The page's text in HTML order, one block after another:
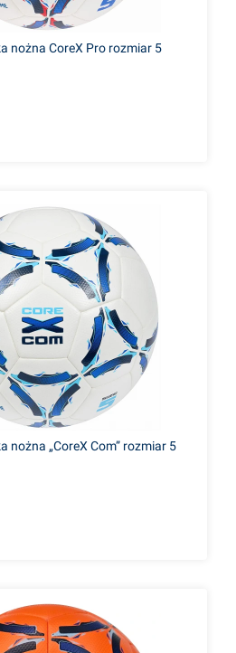
nożna CoreX Pro rozmiar 5
nożna „CoreX Com” rozmiar 5